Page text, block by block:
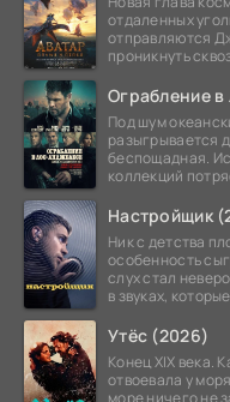
отдаленных
отправляются
проникнуть
Ограбление
Под шум
разыгрывается
беспощадная.
коллекций
Настройщик
Ник с детства
особенность
слух стал
в звуках,
Утёс (2026)
Конец XIX века.
отвоевала у
море ничего не